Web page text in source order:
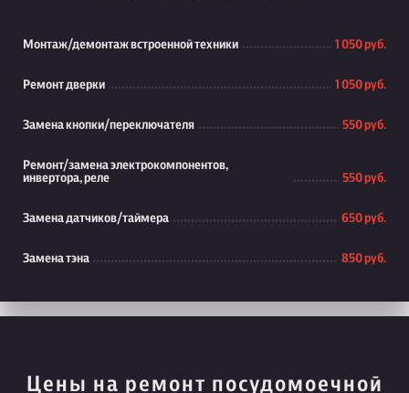
Монтаж/демонтаж встроенной техники 1 050 руб.
Ремонт дверки 1 050 руб.
Замена кнопки/переключателя 550 руб.
Ремонт/замена электрокомпонентов,
инвертора, реле
550 руб.
Замена датчиков/таймера 650 руб.
Замена тэна 850 руб.
Цены на ремонт посудомоечной